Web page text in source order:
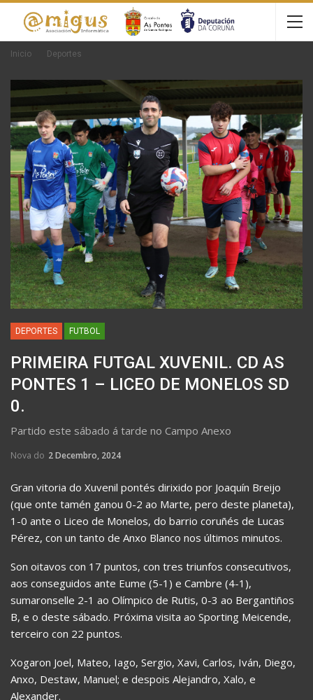
Inicio Deportes
DEPORTES FUTBOL
PRIMEIRA FUTGAL XUVENIL. CD AS
PONTES 1 – LICEO DE MONELOS SD
0.
Partido este sábado á tarde no Campo Anexo
Nova do 2 Decembro, 2024
Gran vitoria do Xuvenil pontés dirixido por Joaquín Breijo
(que onte tamén ganou 0-2 ao Marte, pero deste planeta),
1-0 ante o Liceo de Monelos, do barrio coruñés de Lucas
Pérez, con un tanto de Anxo Blanco nos últimos minutos.
Son oitavos con 17 puntos, con tres triunfos consecutivos,
aos conseguidos ante Eume (5-1) e Cambre (4-1),
sumaronselle 2-1 ao Olímpico de Rutis, 0-3 ao Bergantiños
B, e o deste sábado. Próxima visita ao Sporting Meicende,
terceiro con 22 puntos.
Xogaron Joel, Mateo, Iago, Sergio, Xavi, Carlos, Iván, Diego,
Anxo, Destaw, Manuel; e despois Alejandro, Xalo, e
Alexander.